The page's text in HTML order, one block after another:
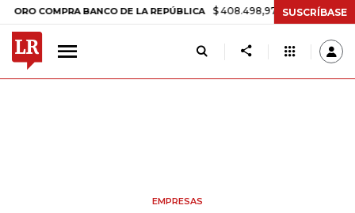
BANCO DE LA REPÚBLICA $ 408.498,97 +$ 8.753,81 +2,19%
SUSCRÍBASE
EMPRESAS